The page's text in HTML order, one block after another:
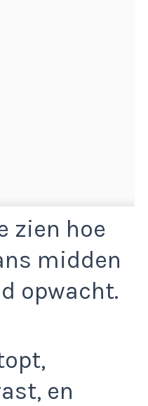
zien hoe
midden
opwacht.
en